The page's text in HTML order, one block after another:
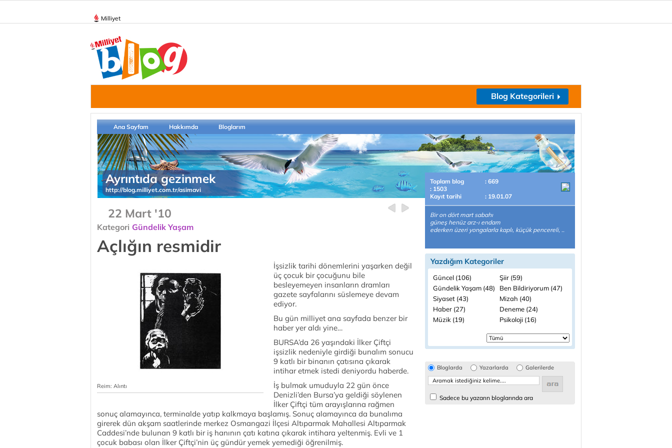
Milliyet
Blog Kategorileri
Ana Sayfam Hakkımda Bloglarım
Ayrıntıda gezinmek
http://blog.milliyet.com.tr/asimavi
22 Mart '10
Kategori Gündelik Yaşam
Açlığın resmidir
Reim: Alıntı
İşsizlik tarihi dönemlerini yaşarken değil
üç çocuk bir çocuğunu bile
besleyemeyen insanların dramları
gazete sayfalarını süslemeye devam
ediyor.
Bu gün milliyet ana sayfada benzer bir
haber yer aldı yine…
BURSA’da 26 yaşındaki İlker Çiftçi
işsizlik nedeniyle girdiği bunalım sonucu
9 katlı bir binanın çatısına çıkarak
intihar etmek istedi deniyordu haberde.
İş bulmak umuduyla 22 gün önce
Denizli’den Bursa’ya geldiği söylenen
İlker Çiftçi tüm arayışlarına rağmen
sonuç alamayınca, terminalde yatıp kalkmaya başlamış. Sonuç alamayınca da bunalıma
girerek dün akşam saatlerinde merkez Osmangazi İlçesi Altıparmak Mahallesi Altıparmak
Caddesi’nde bulunan 9 katlı bir iş hanının çatı katına çıkarak intihara yeltenmiş. Evli ve 1
çocuk babası olan İlker Çiftçi’nin üç gündür yemek yemediği öğrenilmiş.
Toplam blog
: 669
: 1503
Kayıt tarihi
: 19.01.07
Bir on dört mart sabahı
güneş henüz arz-ı endam
ederken üzeri yongalarla kaplı, küçük pencereli, ..
Yazdığım Kategoriler
Güncel (106)
Şiir (59)
Gündelik Yaşam (48)
Ben Bildiriyorum (47)
Siyaset (43)
Mizah (40)
Haber (27)
Deneme (24)
Müzik (19)
Psikoloji (16)
Bloglarda Yazarlarda Galerilerde
Sadece bu yazarın bloglarında ara